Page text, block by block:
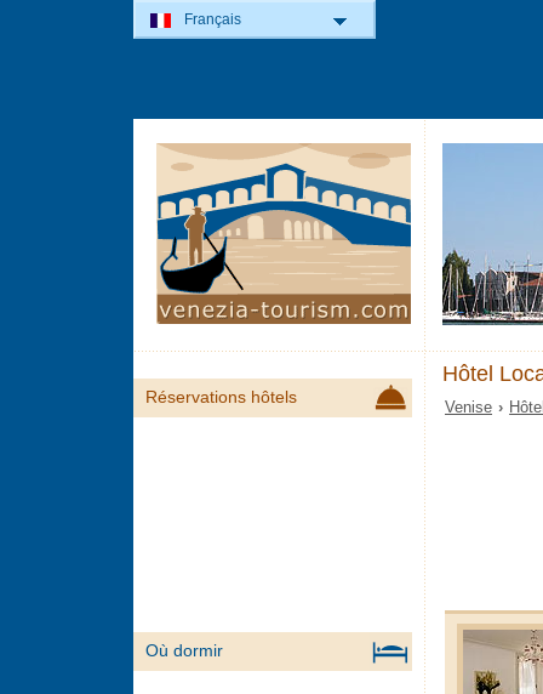
Hôtel
Venise ›
Réservations hôtels
Où dormir
Français